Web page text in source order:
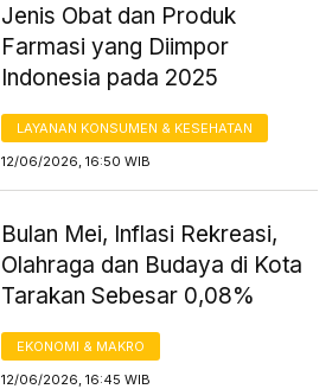
Jenis Obat dan Produk
Farmasi yang Diimpor
Indonesia pada 2025
LAYANAN KONSUMEN & KESEHATAN
12/06/2026, 16:50 WIB
Bulan Mei, Inflasi Rekreasi,
Olahraga dan Budaya di Kota
Tarakan Sebesar 0,08%
EKONOMI & MAKRO
12/06/2026, 16:45 WIB